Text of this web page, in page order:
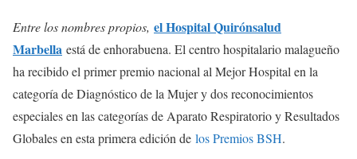
Entre los nombres propios, el Hospital Quirónsalud
Marbella está de enhorabuena. El centro hospitalario malagueño
ha recibido el primer premio nacional al Mejor Hospital en la
categoría de Diagnóstico de la Mujer y dos reconocimientos
especiales en las categorías de Aparato Respiratorio y Resultados
Globales en esta primera edición de los Premios BSH.